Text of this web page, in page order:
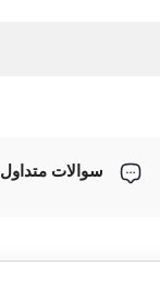
سوالات متداول